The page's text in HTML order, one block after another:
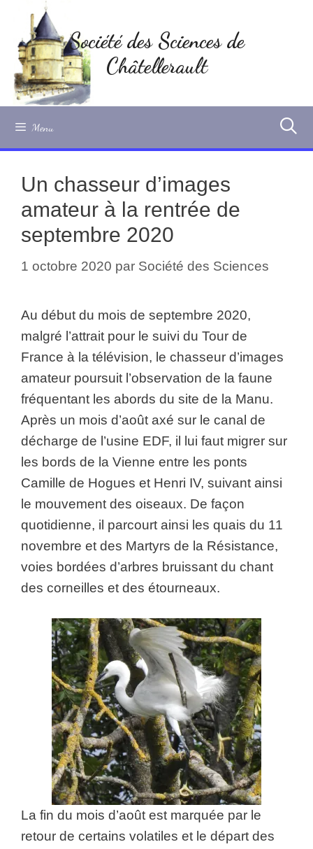
contenu
Société des Sciences de
Châtellerault
Menu
Un chasseur d’images
amateur à la rentrée de
septembre 2020
1 octobre 2020 par Société des Sciences
Au début du mois de septembre 2020,
malgré l’attrait pour le suivi du Tour de
France à la télévision, le chasseur d’images
amateur poursuit l’observation de la faune
fréquentant les abords du site de la Manu.
Après un mois d’août axé sur le canal de
décharge de l’usine EDF, il lui faut migrer sur
les bords de la Vienne entre les ponts
Camille de Hogues et Henri IV, suivant ainsi
le mouvement des oiseaux. De façon
quotidienne, il parcourt ainsi les quais du 11
novembre et des Martyrs de la Résistance,
voies bordées d’arbres bruissant du chant
des corneilles et des étourneaux.
La fin du mois d’août est marquée par le
retour de certains volatiles et le départ des